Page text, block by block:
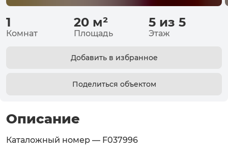
1
Комнат
20 м²
Площадь
5 из 5
Этаж
Добавить в избранное
Поделиться объектом
Описание
Каталожный номер — F037996